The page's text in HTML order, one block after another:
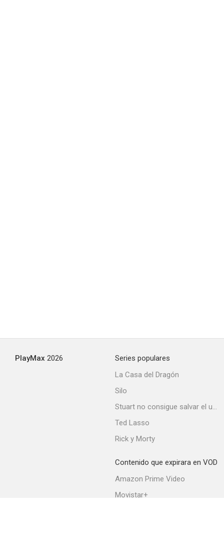
PlayMax 2026
Series populares
La Casa del Dragón
Silo
Stuart no consigue salvar el universo
Ted Lasso
Rick y Morty
Contenido que expirara en VOD
Amazon Prime Video
Movistar+